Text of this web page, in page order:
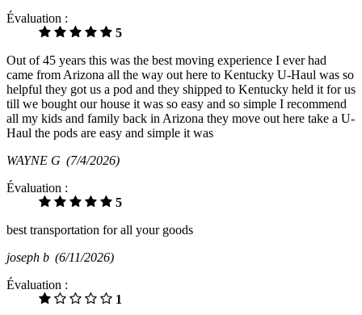
Évaluation :
5
Out of 45 years this was the best moving experience I ever had
came from Arizona all the way out here to Kentucky U-Haul was so
helpful they got us a pod and they shipped to Kentucky held it for us
till we bought our house it was so easy and so simple I recommend
all my kids and family back in Arizona they move out here take a U-
Haul the pods are easy and simple it was
WAYNE G (7/4/2026)
Évaluation :
5
best transportation for all your goods
joseph b (6/11/2026)
Évaluation :
1